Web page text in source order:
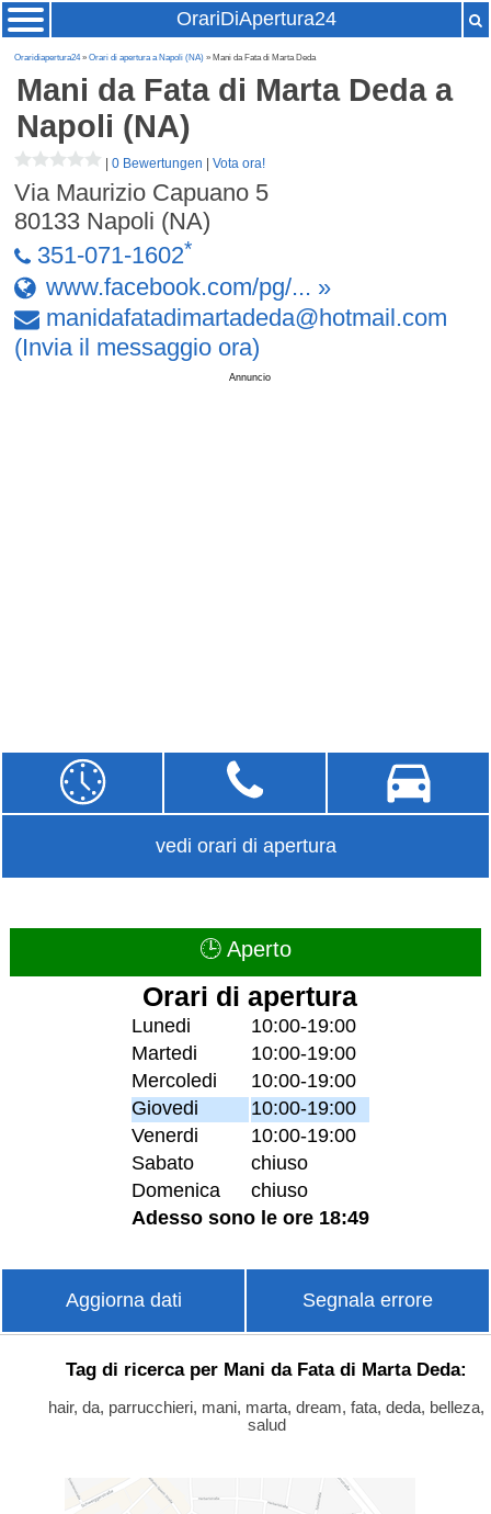
OrariDiApertura24
Oraridiapertura24»Orari di apertura a Napoli (NA) » Mani da Fata di Marta Deda
Mani da Fata di Marta Dedaa
Napoli (NA)
|0 Bewertungen |Vota ora!
Via Maurizio Capuano 5
80133 Napoli (NA)
351-071-1602*
www.facebook.com/pg/... »
manidafatadimartadeda@hotmail .com
(Invia il messaggio ora)
Annuncio
vedi orari di apertura
🕒 Aperto
Orari di apertura
Lunedi
10:00-19:00
Martedi
10:00-19:00
Mercoledi
10:00-19:00
Giovedi
10:00-19:00
Venerdi
10:00-19:00
Sabato
chiuso
Domenica
chiuso
Adesso sono le ore 18:49
Aggiorna dati Segnala errore
Tag di ricerca per Mani da Fata di Marta Deda:
hair, da, parrucchieri, mani, marta, dream, fata, deda, belleza,
salud